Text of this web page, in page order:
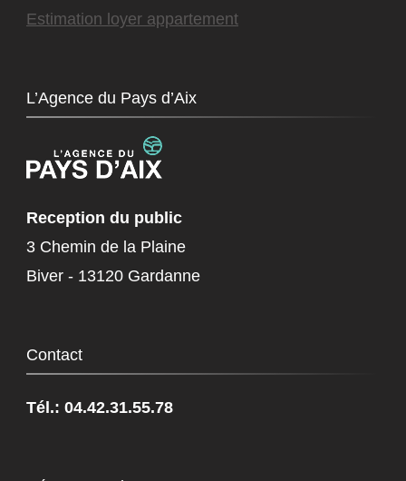
Estimation loyer appartement
L’Agence du Pays d’Aix
Reception du public
3 Chemin de la Plaine
Biver - 13120 Gardanne
Contact
Tél.: 04.42.31.55.78